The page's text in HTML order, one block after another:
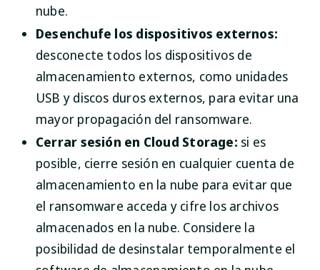
nube.
Desenchufe los dispositivos externos:
desconecte todos los dispositivos de
almacenamiento externos, como unidades
USB y discos duros externos, para evitar una
mayor propagación del ransomware.
Cerrar sesión en Cloud Storage: si es
posible, cierre sesión en cualquier cuenta de
almacenamiento en la nube para evitar que
el ransomware acceda y cifre los archivos
almacenados en la nube. Considere la
posibilidad de desinstalar temporalmente el